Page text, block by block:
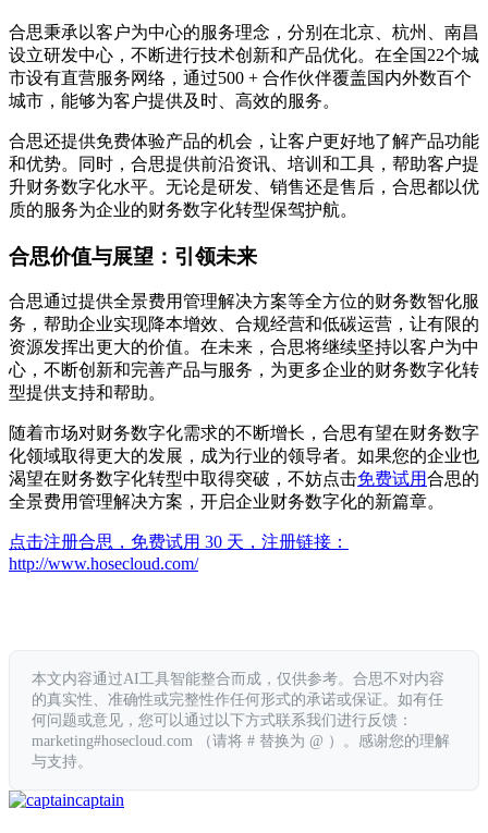
合思秉承以客户为中心的服务理念，分别在北京、杭州、南昌
设立研发中心，不断进行技术创新和产品优化。在全国22个城
市设有直营服务网络，通过500 + 合作伙伴覆盖国内外数百个
城市，能够为客户提供及时、高效的服务。
合思还提供免费体验产品的机会，让客户更好地了解产品功能
和优势。同时，合思提供前沿资讯、培训和工具，帮助客户提
升财务数字化水平。无论是研发、销售还是售后，合思都以优
质的服务为企业的财务数字化转型保驾护航。
合思价值与展望：引领未来
合思通过提供全景费用管理解决方案等全方位的财务数智化服
务，帮助企业实现降本增效、合规经营和低碳运营，让有限的
资源发挥出更大的价值。在未来，合思将继续坚持以客户为中
心，不断创新和完善产品与服务，为更多企业的财务数字化转
型提供支持和帮助。
随着市场对财务数字化需求的不断增长，合思有望在财务数字
化领域取得更大的发展，成为行业的领导者。如果您的企业也
渴望在财务数字化转型中取得突破，不妨点击免费试用合思的
全景费用管理解决方案，开启企业财务数字化的新篇章。
点击注册合思，免费试用 30 天，注册链接：
http://www.hosecloud.com/
本文内容通过AI工具智能整合而成，仅供参考。合思不对内容
的真实性、准确性或完整性作任何形式的承诺或保证。如有任
何问题或意见，您可以通过以下方式联系我们进行反馈：
marketing#hosecloud.com （请将 # 替换为 @ ）。感谢您的理解
与支持。
captain